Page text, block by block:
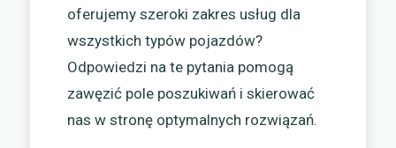
oferujemy szeroki zakres usług dla
wszystkich typów pojazdów?
Odpowiedzi na te pytania pomogą
zawęzić pole poszukiwań i skierować
nas w stronę optymalnych rozwiązań.